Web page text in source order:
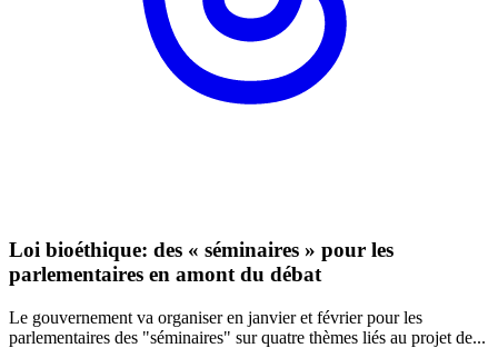
Loi bioéthique: des « séminaires » pour les
parlementaires en amont du débat
Le gouvernement va organiser en janvier et février pour les
parlementaires des "séminaires" sur quatre thèmes liés au projet de...